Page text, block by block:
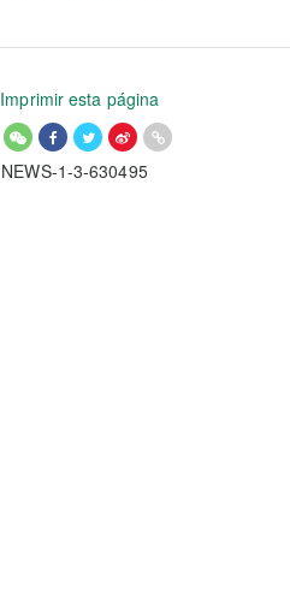
Imprimir esta página
NEWS-1-3-630495